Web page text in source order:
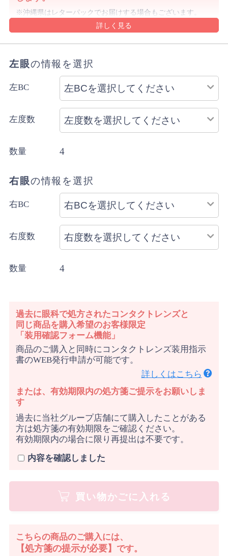
沖縄県はレターパックでお届けする場合もございます。
詳細・ご注意事項はご利用ガイドをご確認ください。
左眼の情報を選択
左BC
左度数
数量 4
右眼の情報を選択
右BC
右度数
数量 4
過去に眼科で処方されたコンタクトレンズと
同じ商品を購入希望のお客様限定
「装用確認フォーム機能」
商品のご購入と同時にコンタクトレンズ装用指示
書のWEB発行申請が可能です。
詳しくはこちら
または、有効期限内の処方箋ご提示をお願いしま
す
過去に当社グループ店舗にて購入したことがある
方は処方箋の有効期限をご確認ください。
有効期限内の場合に限り再提出は不要です。
内容を確認しました
買い物かごに入れる
こちらの商品のご購入には、
【処方箋の提示が必要】 です。